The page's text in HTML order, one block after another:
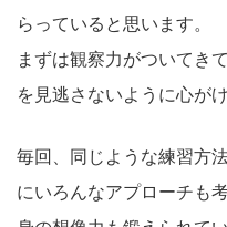
らっていると思います。
まずは観察力がついてき
を見逃さないように心が
毎回、同じような練習方
にいろんなアプローチも